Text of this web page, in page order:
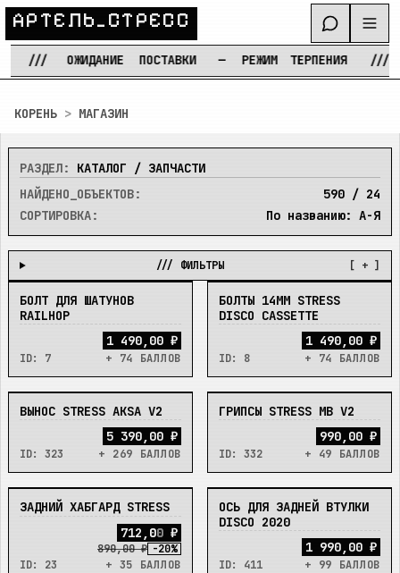
АРТЕЛЬ_СТРЕСС
/// ОЖИДАНИЕ ПОСТАВКИ РЕЖИМ ТЕРПЕНИЯ ///
КОРЕНЬ > МАГАЗИН
РАЗДЕЛ:
КАТАЛОГ / ЗАПЧАСТИ
НАЙДЕНО_ОБЪЕКТОВ:
590 / 24
СОРТИРОВКА:
По названию: А-Я
/// ФИЛЬТРЫ [ + ]
В_НАЛИЧИИ
БОЛТ ДЛЯ ШАТУНОВ
RAILHOP
ID: 7
1 490,00 ₽
+ 74 БАЛЛОВ
В_НАЛИЧИИ
БОЛТЫ 14ММ STRESS
DISCO CASSETTE
ID: 8
1 490,00 ₽
+ 74 БАЛЛОВ
В_НАЛИЧИИ
ВЫНОС STRESS AKSA V2
ID: 323
5 390,00 ₽
+ 269 БАЛЛОВ
В_НАЛИЧИИ
ГРИПСЫ STRESS MB V2
ID: 332
990,00 ₽
+ 49 БАЛЛОВ
В_НАЛИЧИИ
ЗАДНИЙ ХАБГАРД STRESS
ID: 23
712 ,00 ₽
890,00 ₽ -20%
+ 35 БАЛЛОВ
В_НАЛИЧИИ
ОСЬ ДЛЯ ЗАДНЕЙ ВТУЛКИ
DISCO 2020
ID: 411
1 990,00 ₽
+ 99 БАЛЛОВ